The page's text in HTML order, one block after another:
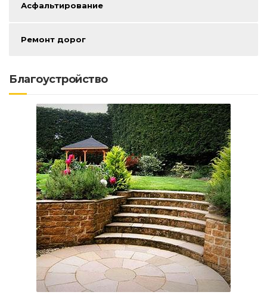
Асфальтирование
Ремонт дорог
Благоустройство